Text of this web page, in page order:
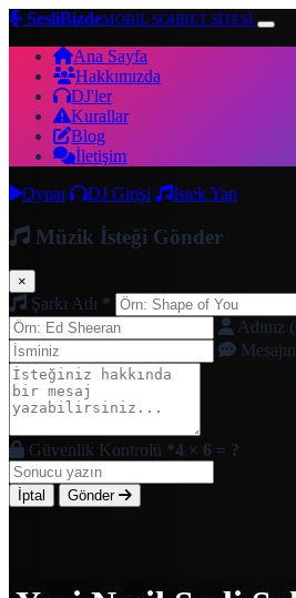
SesliBizdeMOBİL SOHBET SİTESİ
Ana Sayfa
Hakkımızda
DJ'ler
Kurallar
Blog
İletişim
Oynat
DJ Girişi İstek Yap
Müzik İsteği Gönder
×
Şarkı Adı *
Adınız
Güvenlik Kontrolü *4 × 6 = ?
İptal Gönder